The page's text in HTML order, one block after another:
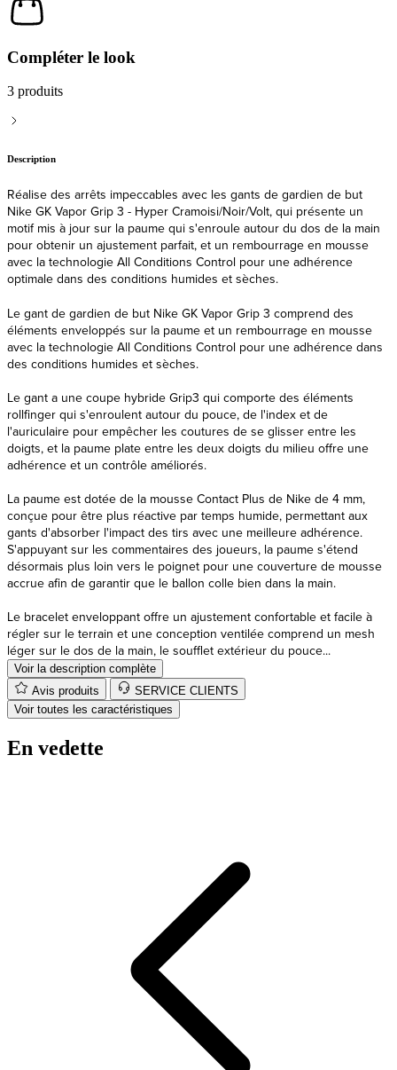
Compléter le look
3 produits
Description
Réalise des arrêts impeccables avec les gants de gardien de but
motif mis à jour sur la paume qui s'enroule autour du dos de la main
pour obtenir un ajustement parfait, et un rembourrage en mousse
avec la technologie All Conditions Control pour une adhérence
optimale dans des conditions humides et sèches.
Le gant de gardien de but Nike GK Vapor Grip 3 comprend des
avec la technologie All Conditions Control pour une adhérence dans
des conditions humides et sèches.
Le gant a une coupe hybride Grip3 qui comporte des éléments
l'auriculaire pour empêcher les coutures de se glisser entre les
doigts, et la paume plate entre les deux doigts du milieu offre une
adhérence et un contrôle améliorés.
La paume est dotée de la mousse Contact Plus de Nike de 4 mm,
gants d'absorber l'impact des tirs avec une meilleure adhérence.
S'appuyant sur les commentaires des joueurs, la paume s'étend
désormais plus loin vers le poignet pour une couverture de mousse
accrue afin de garantir que le ballon colle bien dans la main.
Le bracelet enveloppant offre un ajustement confortable et facile à
léger sur le dos de la main, le soufflet extérieur du pouce...
Voir la description complète
Avis produits
SERVICE CLIENTS
Voir toutes les caractéristiques
En vedette